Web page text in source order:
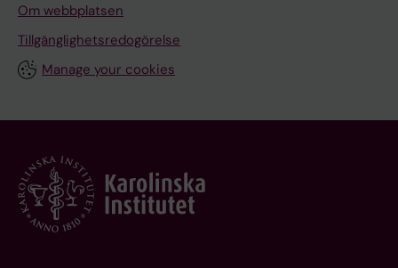
Om webbplatsen
Tillgänglighetsredogörelse
Manage your cookies